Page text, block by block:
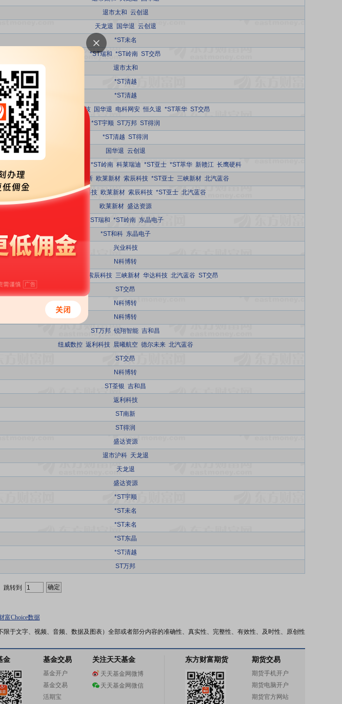
退市太和 云创退
天龙退 国华退 云创退
*ST未名
*ST瑞和 *ST岭南 ST交昂
退市太和
*ST清越
*ST清越
汇金科技 国华退 电科网安 恒久退 *ST萃华 ST交昂
*ST宇顺 ST万邦 ST得润
*ST清越 ST得润
国华退 云创退
*ST岭南 科莱瑞迪 *ST亚士 *ST萃华 新赣江 长鹰硬科
返利科技 ST南新 欧莱新材 索辰科技 *ST亚士 三峡新材 北汽蓝谷
纽威数控 返利科技 欧莱新材 索辰科技 *ST亚士 北汽蓝谷
欧莱新材 盛达资源
*ST瑞和 *ST岭南 东晶电子
*ST和科 东晶电子
兴业科技
N科博转
索辰科技 三峡新材 华达科技 北汽蓝谷 ST交昂
ST交昂
N科博转
N科博转
ST万邦 锐翔智能 吉和昌
纽威数控 返利科技 晨曦航空 德尔未来 北汽蓝谷
ST交昂
N科博转
ST荃银 吉和昌
返利科技
ST南新
ST得润
盛达资源
退市沪科 天龙退
天龙退
盛达资源
*ST宇顺
*ST未名
*ST未名
*ST东晶
*ST清越
ST万邦
跳转到
富Choice数据
于文字、视频、音频、数据及图表）全部或者部分内容的准确性、真实性、完整性、有效性、及时性、原创性